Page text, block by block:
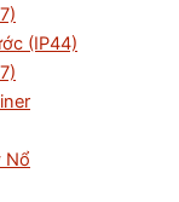
(IP44)
Nổ